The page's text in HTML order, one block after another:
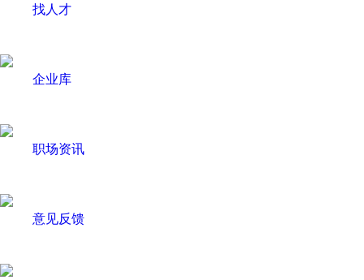
找人才
企业库
职场资讯
意见反馈